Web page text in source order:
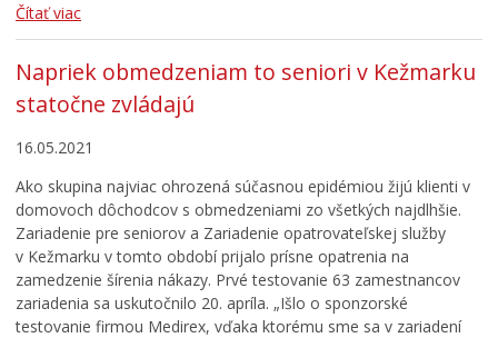
Čítať viac
Napriek obmedzeniam to seniori v Kežmarku
statočne zvládajú
16.05.2021
Ako skupina najviac ohrozená súčasnou epidémiou žijú klienti v
domovoch dôchodcov s obmedzeniami zo všetkých najdlhšie.
Zariadenie pre seniorov a Zariadenie opatrovateľskej služby
v Kežmarku v tomto období prijalo prísne opatrenia na
zamedzenie šírenia nákazy. Prvé testovanie 63 zamestnancov
zariadenia sa uskutočnilo 20. apríla. „Išlo o sponzorské
testovanie firmou Medirex, vďaka ktorému sme sa v zariadení